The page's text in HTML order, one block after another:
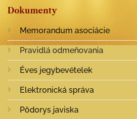
Dokumenty
Memorandum asociácie
Pravidlá odmeňovania
Éves jegybevételek
Elektronická správa
Pôdorys javiska